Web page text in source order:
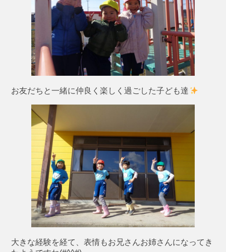
お友だちと一緒に仲良く楽しく過ごした子ども達
大きな経験を経て、表情もお兄さんお姉さんになってき